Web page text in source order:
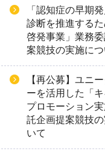
「認知症の早期
診断を推進するた
啓発事業」業務
案競技の実施につ
【再公募】ユニ
ーを活用した「キ
プロモーション
託企画提案競技
いて